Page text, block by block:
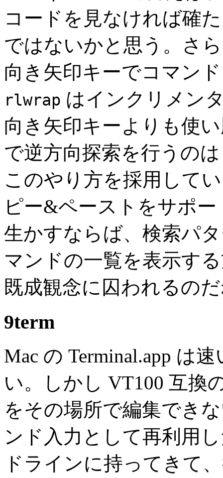
コードを見なければ確
ではないかと思う。さ
向き矢印キーでコマン
rlwrap はインクリメン
向き矢印キーよりも使
で逆方向探索を行うのは
このやり方を採用して
ピー&ペーストをサポ
生かすならば、検索パ
マンドの一覧を表示す
既成観念に囚われるの
9term
Mac の Terminal.app は
い。しかし VT100 互換
をその場所で編集でき
ンド入力として再利用
ドラインに持ってきて